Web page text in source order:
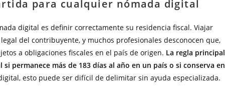
para cualquier nómada digital
digital es definir correctamente su residencia fiscal. Viajar
del contribuyente, y muchos profesionales desconocen que,
a obligaciones fiscales en el país de origen. La regla principal
permanece más de 183 días al año en un país o si conserva en
esto puede ser difícil de delimitar sin ayuda especializada.